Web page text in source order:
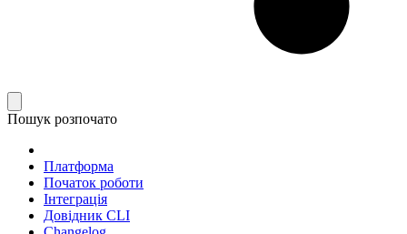
Пошук розпочато
Платформа
Початок роботи
Інтеграція
Довідник CLI